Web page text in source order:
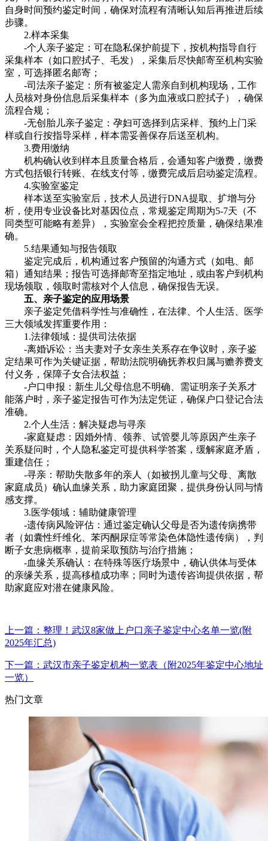
自身时间预约鉴定时间，确保对流程有清晰认知后再推进后续
步骤。
2.样本采集
-个人亲子鉴定：可在隐私保护前提下，按机构指导自行
采集样本（如口腔拭子、毛发），采集后尽快邮寄至机构实验
室，可选择匿名邮寄；
-司法亲子鉴定：所有被鉴定人需亲自到机构现场，工作
人员核对身份信息后采集样本（多为血液或口腔拭子），确保
流程合规；
-无创胎儿亲子鉴定：孕妇可选择到店采样、预约上门采
样或自行按指导采样，样本需妥善保存后送至机构。
3.费用缴纳
机构确认收到样本且质量合格后，会通知客户缴费，缴费
方式包括银行转账、在线支付等，缴费完成后启动鉴定流程。
4.实验室鉴定
样本送至实验室后，技术人员进行DNA提取、扩增与分
析，使用专业设备比对基因位点，常规鉴定周期为5-7天（不
同类型可能略有差异），实验室会全程把控质量，确保结果准
确。
5.结果通知与报告领取
鉴定完成后，机构通过客户预留的沟通方式（如电、邮
箱）通知结果；报告可选择邮寄至指定地址，或由客户到机构
现场领取，领取时需核对个人信息，确保报告无误。
五、亲子鉴定的应用场景
亲子鉴定凭借科学性与准确性，在法律、个人生活、医学
三大领域发挥重要作用：
1.法律领域：提供司法依据
-离婚诉讼：当夫妻对子女亲生关系存在争议时，亲子鉴
定结果可作为关键证据，帮助法院明确抚养权归属与赡养费支
付义务，保障子女合法权益；
-户口申报：新生儿父母信息不明确、需证明亲子关系才
能落户时，亲子鉴定报告可作为法定凭证，确保户口登记合法
准确。
2.个人生活：解决疑虑与寻亲
-家庭疑虑：因婚外情、领养、试管婴儿等原因产生亲子
关系疑问时，个人隐私鉴定可提供科学答案，缓解家庭矛盾，
重建信任；
-寻亲：帮助失散多年的亲人（如被拐儿童与父母、离散
家庭成员）确认血缘关系，助力家庭团聚，提供身份认同与情
感支撑。
3.医学领域：辅助健康管理
-遗传病风险评估：通过鉴定确认父母是否为遗传病携带
者（如囊性纤维化、苯丙酮尿症等常染色体隐性遗传病），判
断子女患病概率，提前采取预防与治疗措施；
-血缘关系确认：在特殊等医疗场景中，确认供体与受体
的亲缘关系，提高移植成功率；同时为遗传咨询提供依据，帮
助家庭应对潜在健康风险。
上一篇：整理！武汉8家做上户口亲子鉴定中心名单一览(附
2025年汇总)
下一篇：武汉市亲子鉴定机构一览表（附2025年鉴定中心地址
一览）
热门文章